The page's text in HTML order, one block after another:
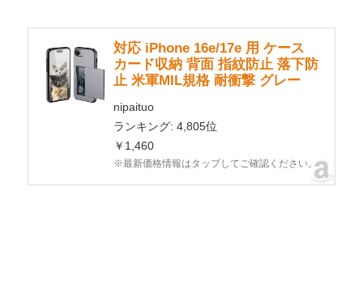
対応 iPhone 16e/17e 用 ケース
カード収納 背面 指紋防止 落下防
止 米軍MIL規格 耐衝撃 グレー
nipaituo
ランキング: 4,805位
￥1,460
※最新価格情報はタップしてご確認ください。